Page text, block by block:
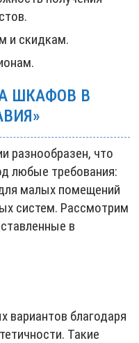
и скидкам.
ШКАФОВ В
разнообразен, что
любые требования:
малых помещений
систем. Рассмотрим
в
вариантов благодаря
Такие